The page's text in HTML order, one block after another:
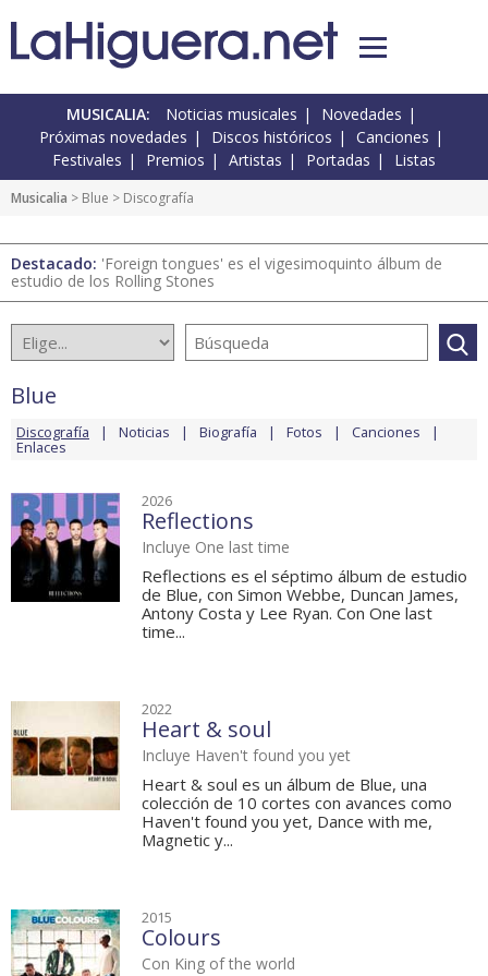
MUSICALIA: Noticias musicales
Novedades
Próximas novedades
Discos históricos
Canciones
Festivales
Premios Artistas Portadas Listas
Musicalia > Blue > Discografía
Destacado: 'Foreign tongues' es el vigesimoquinto álbum de
estudio de los Rolling Stones
Blue
Discografía Noticias Biografía Fotos Canciones
Enlaces
2026
Reflections
Incluye One last time
Reflections es el séptimo álbum de estudio
de Blue, con Simon Webbe, Duncan James,
Antony Costa y Lee Ryan. Con One last
time...
2022
Heart & soul
Incluye Haven't found you yet
Heart & soul es un álbum de Blue, una
colección de 10 cortes con avances como
Haven't found you yet, Dance with me,
Magnetic y...
2015
Colours
Con King of the world